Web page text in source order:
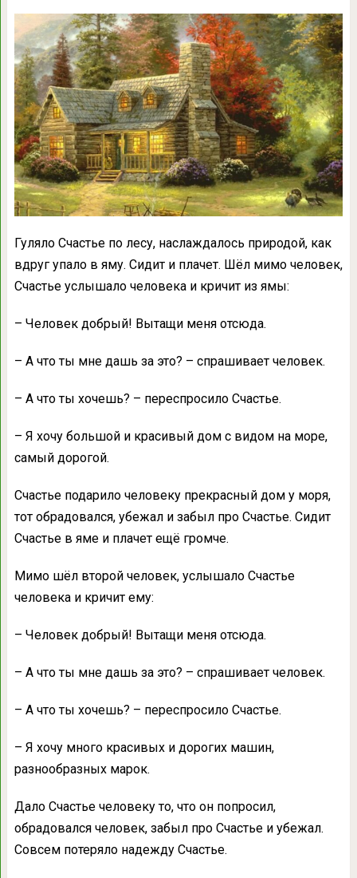
Гуляло Счастье по лесу, наслаждалось природой, как
вдруг упало в яму. Сидит и плачет. Шёл мимо человек,
Счастье услышало человека и кричит из ямы:
– Человек добрый! Вытащи меня отсюда.
– А что ты мне дашь за это? – спрашивает человек.
– А что ты хочешь? – переспросило Счастье.
– Я хочу большой и красивый дом с видом на море,
самый дорогой.
Счастье подарило человеку прекрасный дом у моря,
тот обрадовался, убежал и забыл про Счастье. Сидит
Счастье в яме и плачет ещё громче.
Мимо шёл второй человек, услышало Счастье
человека и кричит ему:
– Человек добрый! Вытащи меня отсюда.
– А что ты мне дашь за это? – спрашивает человек.
– А что ты хочешь? – переспросило Счастье.
– Я хочу много красивых и дорогих машин,
разнообразных марок.
Дало Счастье человеку то, что он попросил,
обрадовался человек, забыл про Счастье и убежал.
Совсем потеряло надежду Счастье.